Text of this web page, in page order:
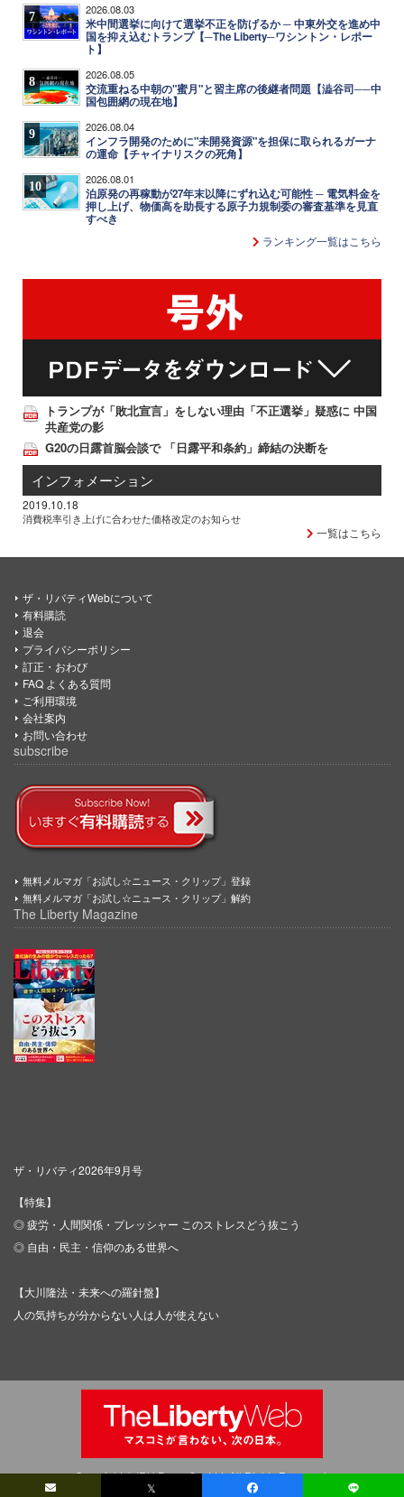
7 2026.08.03
米中間選挙に向けて選挙不正を防げるか ─ 中東外交を進め中
国を抑え込むトランプ【─The Liberty─ワシントン・レポー
ト】
8 2026.08.05
交流重ねる中朝の"蜜月"と習主席の後継者問題【澁谷司──中
国包囲網の現在地】
9 2026.08.04
インフラ開発のために"未開発資源"を担保に取られるガーナ
の運命【チャイナリスクの死角】
10 2026.08.01
泊原発の再稼動が27年末以降にずれ込む可能性 ─ 電気料金を
押し上げ、物価高を助長する原子力規制委の審査基準を見直
すべき
ランキング一覧はこちら
トランプが「敗北宣言」をしない理由「不正選挙」疑惑に 中国
共産党の影
G20の日露首脳会談で 「日露平和条約」締結の決断を
インフォメーション
2019.10.18
消費税率引き上げに合わせた価格改定のお知らせ
一覧はこちら
𝕏
ザ・リバティWebについて
有料購読
退会
プライバシーポリシー
訂正・おわび
FAQ よくある質問
ご利用環境
会社案内
お問い合わせ
subscribe
無料メルマガ「お試し☆ニュース・クリップ」登録
無料メルマガ「お試し☆ニュース・クリップ」解約
The Liberty Magazine
ザ・リバティ2026年9月号
【特集】
◎ 疲労・人間関係・プレッシャー このストレスどう抜こう
◎ 自由・民主・信仰のある世界へ
【大川隆法・未来への羅針盤】
人の気持ちが分からない人は人が使えない
Copyright © IRH Press Co.,Ltd. All Rights Reserved.